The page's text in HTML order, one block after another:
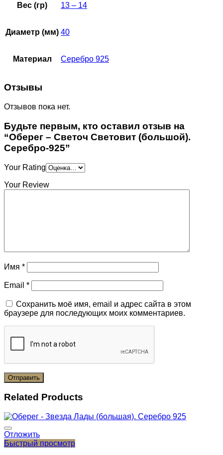
Вес (гр) 13 – 14
Диаметр (мм) 40
Материал Серебро 925
Отзывы
Отзывов пока нет.
Будьте первым, кто оставил отзыв на
“Оберег – Светоч Световит (большой).
Серебро-925”
Your Rating
Your Review
Имя *
Email *
Сохранить моё имя, email и адрес сайта в этом
браузере для последующих моих комментариев.
Related Products
Отложить
Быстрый просмотр